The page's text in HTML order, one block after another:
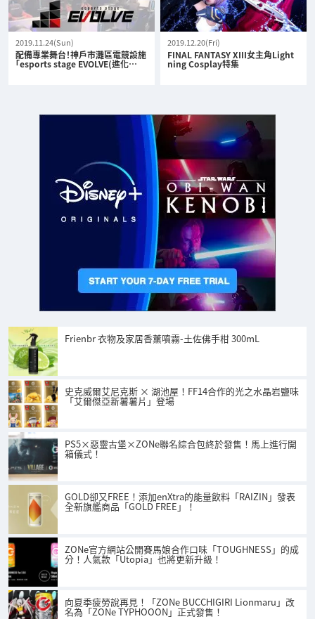
2019.11.24(Sun)
配備專業舞台！神戶市灘區電競設施
「esports stage EVOLVE(進化…
2019.12.20(Fri)
FINAL FANTASY XIII女主角Light
ning Cosplay特集
Frienbr 衣物及家居香薰噴霧-土佐佛手柑 300mL
史克威爾艾尼克斯 × 湖池屋！FF14合作的光之水晶岩鹽味
「艾爾傑亞新薯薯片」登場
PS5×惡靈古堡×ZONe聯名綜合包終於發售！馬上進行開
箱儀式！
GOLD卻又FREE！添加enXtra的能量飲料「RAIZIN」發表
全新旗艦商品「GOLD FREE」！
ZONe官方網站公開賽馬娘合作口味「TOUGHNESS」的成
分！人氣款「Utopia」也將更新升級！
向夏季疲勞說再見！「ZONe BUCCHIGIRI Lionmaru」改
名為「ZONe TYPHOOON」正式發售！